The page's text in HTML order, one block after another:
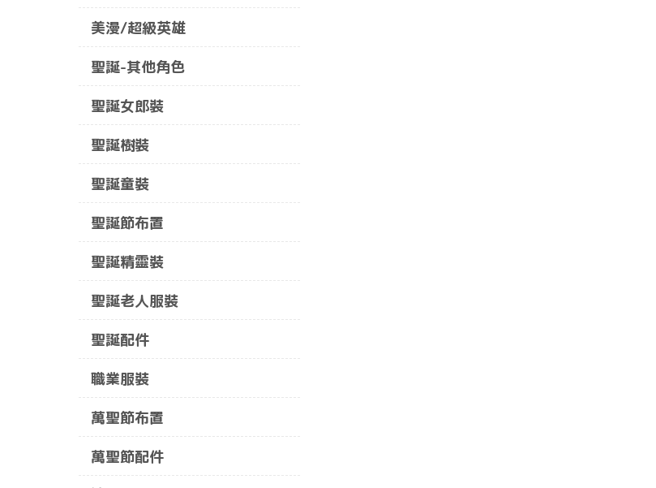
美漫/超級英雄
聖誕-其他角色
聖誕女郎裝
聖誕樹裝
聖誕童裝
聖誕節布置
聖誕精靈裝
聖誕老人服裝
聖誕配件
職業服裝
萬聖節布置
萬聖節配件